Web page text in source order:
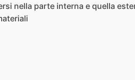
nella parte interna e quella